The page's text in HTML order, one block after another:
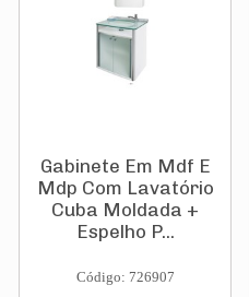
Gabinete Em Mdf E
Mdp Com Lavatório
Cuba Moldada +
Espelho P...
Código: 726907